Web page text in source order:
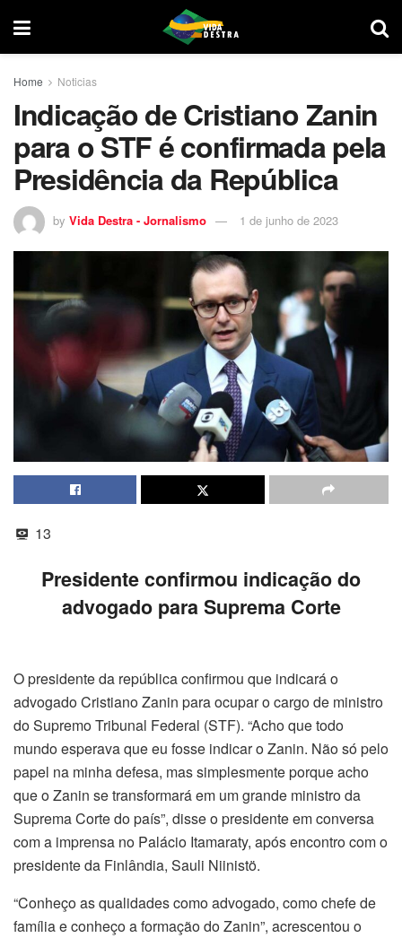
Home Noticias
Indicação de Cristiano Zanin
para o STF é confirmada pela
Presidência da República
by Vida Destra - Jornalismo 1 de junho de 2023
13
Presidente confirmou indicação do
advogado para Suprema Corte
O presidente da república confirmou que indicará o
advogado Cristiano Zanin para ocupar o cargo de ministro
do Supremo Tribunal Federal (STF). “Acho que todo
mundo esperava que eu fosse indicar o Zanin. Não só pelo
papel na minha defesa, mas simplesmente porque acho
que o Zanin se transformará em um grande ministro da
Suprema Corte do país”, disse o presidente em conversa
com a imprensa no Palácio Itamaraty, após encontro com o
presidente da Finlândia, Sauli Niinistö.
“Conheço as qualidades como advogado, como chefe de
família e conheço a formação do Zanin”, acrescentou o